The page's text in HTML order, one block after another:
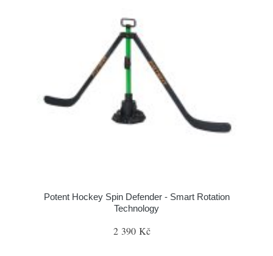
Potent Hockey Spin Defender - Smart Rotation
Technology
2 390 Kč